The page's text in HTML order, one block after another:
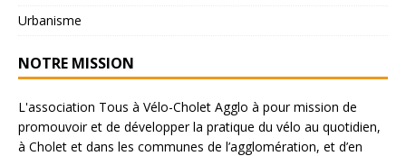
Urbanisme
NOTRE MISSION
L'association Tous à Vélo-Cholet Agglo à pour mission de
promouvoir et de développer la pratique du vélo au quotidien,
à Cholet et dans les communes de l’agglomération, et d’en